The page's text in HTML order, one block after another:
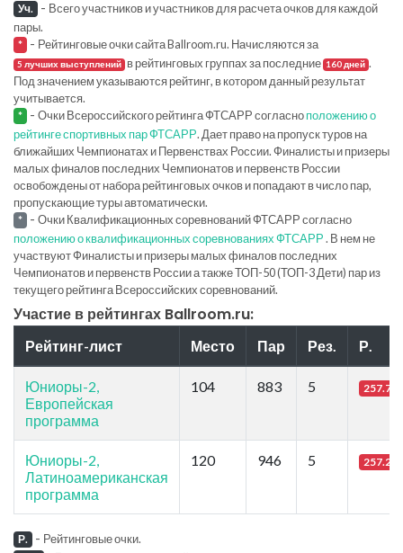
Уч. - Всего участников и участников для расчета очков для каждой
пары.
* - Рейтинговые очки сайта Ballroom.ru. Начисляются за
5 лучших выступлений в рейтинговых группах за последние 160 дней .
Под значением указываются рейтинг, в котором данный результат
учитывается.
* - Очки Всероссийского рейтинга ФТСАРР согласноположению о
рейтинге спортивных пар ФТСАРР. Дает право на пропуск туров на
ближайших Чемпионатах и Первенствах России. Финалисты и призеры
малых финалов последних Чемпионатов и первенств России
освобождены от набора рейтинговых очков и попадают в число пар,
пропускающие туры автоматически.
* - Очки Квалификационных соревнований ФТСАРР согласно
положению о квалификационных соревнованиях ФТСАРР. В нем не
участвуют Финалисты и призеры малых финалов последних
Чемпионатов и первенств России а также ТОП-50 (ТОП-3 Дети) пар из
текущего рейтинга Всероссийских соревнований.
Участие в рейтингах Ballroom.ru:
Рейтинг-лист Место Пар Рез. Р.
Юниоры-2,
Европейская
программа
104 883 5 257.78
Юниоры-2,
Латиноамериканская
программа
120 946 5 257.21
Р. - Рейтинговые очки.